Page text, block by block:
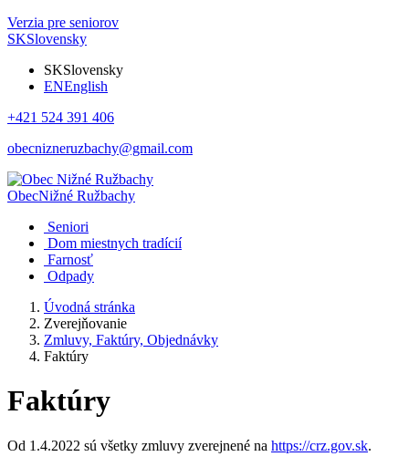
Verzia pre seniorov
SKSlovensky
SKSlovensky
ENEnglish
+421 524 391 406
obecnizneruzbachy@gmail.com
ObecNižné Ružbachy
Seniori
Dom miestnych tradícií
Farnosť
Odpady
Úvodná stránka
Zverejňovanie
Zmluvy, Faktúry, Objednávky
Faktúry
Faktúry
Od 1.4.2022 sú všetky zmluvy zverejnené na https://crz.gov.sk.